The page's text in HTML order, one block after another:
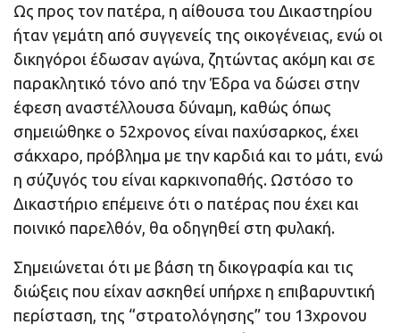
Ως προς τον πατέρα, η αίθουσα του Δικαστηρίου
ήταν γεμάτη από συγγενείς της οικογένειας, ενώ οι
δικηγόροι έδωσαν αγώνα, ζητώντας ακόμη και σε
παρακλητικό τόνο από την Έδρα να δώσει στην
έφεση αναστέλλουσα δύναμη, καθώς όπως
σημειώθηκε ο 52χρονος είναι παχύσαρκος, έχει
σάκχαρο, πρόβλημα με την καρδιά και το μάτι, ενώ
η σύζυγός του είναι καρκινοπαθής. Ωστόσο το
Δικαστήριο επέμεινε ότι ο πατέρας που έχει και
ποινικό παρελθόν, θα οδηγηθεί στη φυλακή.
Σημειώνεται ότι με βάση τη δικογραφία και τις
διώξεις που είχαν ασκηθεί υπήρχε η επιβαρυντική
περίσταση, της “στρατολόγησης” του 13χρονου